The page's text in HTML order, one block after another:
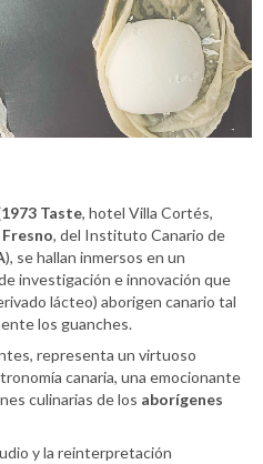
1973 Taste, hotel Villa Cortés,
, del Instituto Canario de
), se hallan inmersos en un
investigación e innovación que
lácteo) aborigen canario tal
los guanches.
representa un virtuoso
canaria, una emocionante
culinarias de los aborígenes
y la reinterpretación